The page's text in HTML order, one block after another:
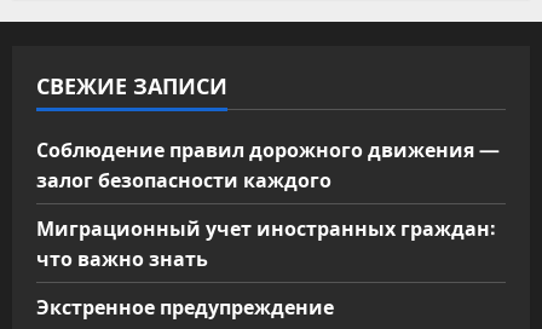
СВЕЖИЕ ЗАПИСИ
Соблюдение правил дорожного движения —
залог безопасности каждого
Миграционный учет иностранных граждан:
что важно знать
Экстренное предупреждение